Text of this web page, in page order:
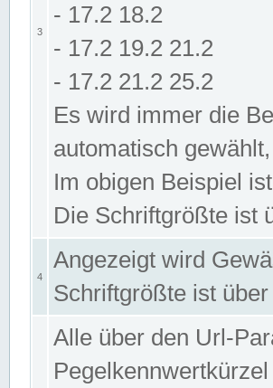
3
- 17.2 18.2
- 17.2 19.2 21.2
- 17.2 21.2 25.2
Es wird immer die
automatisch
Im obigen Beispiel
Die Schriftgrößte ist
4
Angezeigt wird
Schriftgrößte ist
Alle über den Url-